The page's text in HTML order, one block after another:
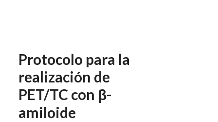
Protocolo para la
realización de
PET/TC con β-
amiloide